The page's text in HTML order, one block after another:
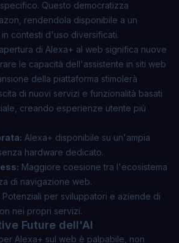
Questo democratizza
rendendola disponibile a un
contesti d'uso diversificati.
di Alexa+ al web significa nuove
le capacità dell'assistente in siti web
della piattaforma stimolerà
di nuovi servizi e funzionalità basati
creando esperienze utente più
Alexa+ disponibile su un'ampia
hardware dedicato.
Maggiore coesione tra l'ecosistema
di navigazione web.
Potenziali per sviluppatori e aziende di
nei propri servizi.
Future dell'AI
Alexa+ sul web è palpabile, non